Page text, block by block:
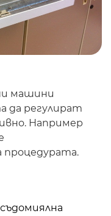
машини
да регулират
Например